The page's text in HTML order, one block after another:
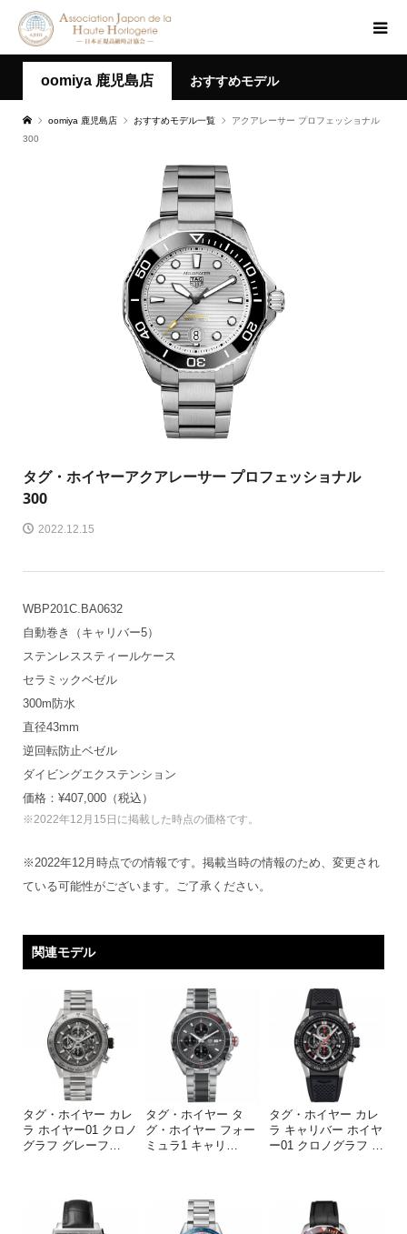
oomiya 鹿児島店 おすすめモデル
oomiya 鹿児島店 おすすめモデル一覧
アクアレーサー プロフェッショナル
300
タグ・ホイヤーアクアレーサー プロフェッショナル
300
2022.12.15
WBP201C.BA0632
自動巻き（キャリバー5）
ステンレススティールケース
セラミックベゼル
300m防水
直径43mm
逆回転防止ベゼル
ダイビングエクステンション
価格：¥407,000（税込）
※2022年12月15日に掲載した時点の価格です。
※2022年12月時点での情報です。掲載当時の情報のため、変更され
ている可能性がございます。ご了承ください。
関連モデル
タグ・ホイヤー カレ
ラ ホイヤー01 クロノ
グラフ グレーフ…
タグ・ホイヤー タ
グ・ホイヤー フォー
ミュラ1 キャリ …
タグ・ホイヤー カレ
ラ キャリバー ホイヤ
ー01 クロノグラフ …